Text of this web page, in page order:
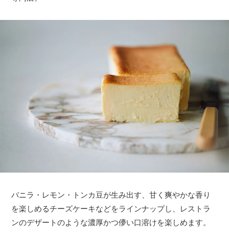
バニラ・レモン・トンカ豆が生み出す、甘く爽やかな香り
を楽しめるチーズケーキなどをラインナップし、レストラ
ンのデザートのような濃厚かつ儚い口溶けを楽しめます。